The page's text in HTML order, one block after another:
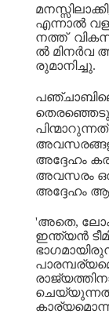
മനസ്സിലാക്കി
എന്നാൽ
നത്ത്
ൽ മിനർവ
രുമാനിച്ചു.
പിന്മാറുന്നത്
അദ്ദേഹം
അവസരം
അദ്ദേഹം
'അതെ,
ഇന്ത്യൻ